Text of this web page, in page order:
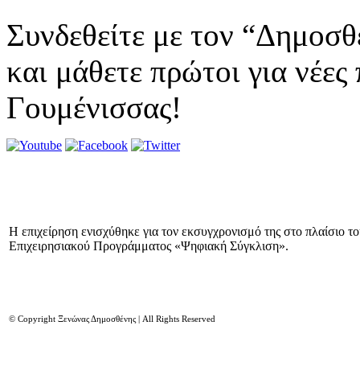
Συνδεθείτε με τον
και μάθετε πρώτοι για
Γουμένισσας!
Η επιχείρηση ενισχύθηκε για τον εκσυγχρονισμό της στο πλαίσιο
Επιχειρησιακού Προγράμματος «Ψηφιακή Σύγκλιση».
© Copyright Ξενώνας Δημοσθένης | All Rights Reserved